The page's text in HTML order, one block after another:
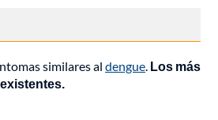
similares al dengue. Los más